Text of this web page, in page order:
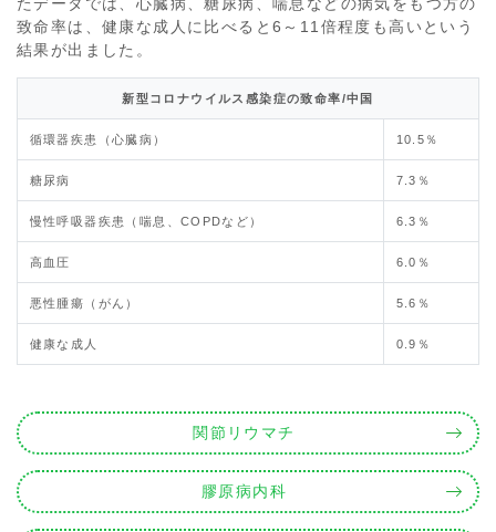
致命率は、健康な成人に比べると6～11倍程度も高いという
結果が出ました。
新型コロナウイルス感染症の致命率/中国
循環器疾患（心臓病） 10.5％
糖尿病 7.3％
慢性呼吸器疾患（喘息、COPDなど） 6.3％
高血圧 6.0％
悪性腫瘍（がん） 5.6％
健康な成人 0.9％
関節リウマチ
膠原病内科